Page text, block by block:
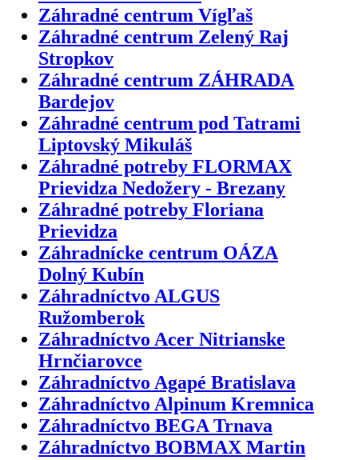
Záhradné centrum Vígľaš
Záhradné centrum Zelený Raj
Stropkov
Záhradné centrum ZÁHRADA
Bardejov
Záhradné centrum pod Tatrami
Liptovský Mikuláš
Záhradné potreby FLORMAX
Prievidza Nedožery - Brezany
Záhradné potreby Floriana
Prievidza
Záhradnícke centrum OÁZA
Dolný Kubín
Záhradníctvo ALGUS
Ružomberok
Záhradníctvo Acer Nitrianske
Hrnčiarovce
Záhradníctvo Agapé Bratislava
Záhradníctvo Alpinum Kremnica
Záhradníctvo BEGA Trnava
Záhradníctvo BOBMAX Martin